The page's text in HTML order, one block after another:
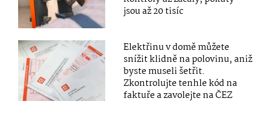
jsou až 20 tisíc
Elektřinu v domě můžete
snížit klidně na polovinu, aniž
byste museli šetřit.
Zkontrolujte tenhle kód na
faktuře a zavolejte na ČEZ